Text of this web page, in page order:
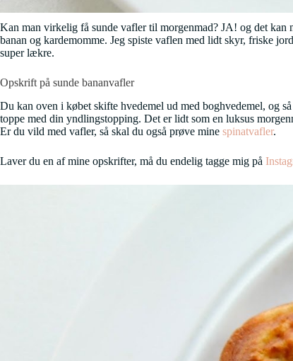
Kan man virkelig få sunde vafler til morgenmad? JA! og det kan
banan og kardemomme. Jeg spiste vaflen med lidt skyr, friske
super lækre.
Opskrift på sunde bananvafler
Du kan oven i købet skifte hvedemel ud med boghvedemel, og
toppe med din yndlingstopping. Det er lidt som en luksus
Er du vild med vafler, så skal du også prøve mine spinatvafler.
Laver du en af mine opskrifter, må du endelig tagge mig på